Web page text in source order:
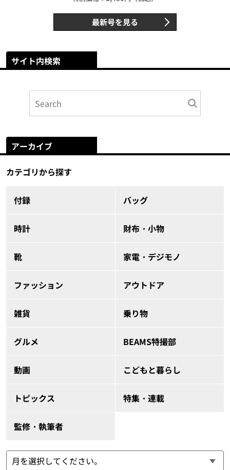
最新号を見る
サイト内検索
アーカイブ
カテゴリから探す
付録 バッグ
時計 財布・小物
靴 家電・デジモノ
ファッション アウトドア
雑貨 乗り物
グルメ BEAMS特撮部
動画 こどもと暮らし
トピックス 特集・連載
監修・執筆者